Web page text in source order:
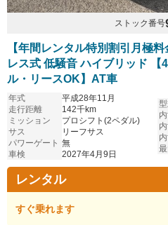
ストック番号
【年間レンタル特別割引月極
レス式 低騒音 ハイブリッド 【
ル・リースOK】AT車
年式
平成28年11月
走行距離
142千km
ミッション
プロシフト(2ペダル)
サス
リーフサス
パワーゲート 無
車検
2027年4月9日
レンタル
すぐ乗れます